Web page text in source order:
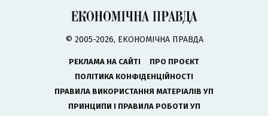
© 2005-2026, ЕКОНОМІЧНА ПРАВДА
РЕКЛАМА НА САЙТІ
ПРО ПРОЄКТ
ПОЛІТИКА КОНФІДЕНЦІЙНОСТІ
ПРАВИЛА ВИКОРИСТАННЯ МАТЕРІАЛІВ УП
ПРИНЦИПИ І ПРАВИЛА РОБОТИ УП